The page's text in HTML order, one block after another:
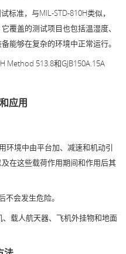
标准，与MIL-STD-810H类似，
覆盖的测试项目也包括温湿度、
能够在复杂的环境中正常运行。
Method 513.8和GJB150A.15A
应用
环境中由平台加、减速和机动引
在这些载荷作用期间和作用后其
不会发生危险。
载人航天器、飞机外挂物和地面